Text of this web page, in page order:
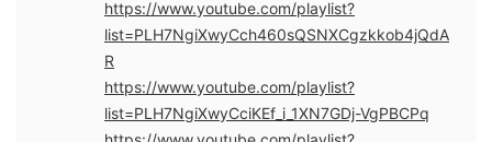
https://www.youtube.com/playlist?
list=PLH7NgiXwyCch460sQSNXCgzkkob4jQdA
R
https://www.youtube.com/playlist?
list=PLH7NgiXwyCciKEf_i_1XN7GDj-VgPBCPq